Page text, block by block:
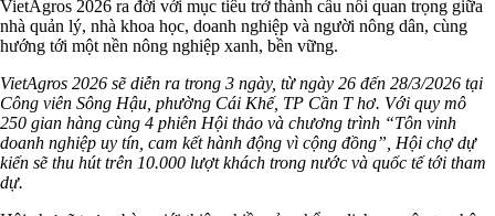
VietAgros 2026 ra đời với mục tiêu trở thành cầu nối quan trọng giữa
nhà quản lý, nhà khoa học, doanh nghiệp và người nông dân, cùng
hướng tới một nền nông nghiệp xanh, bền vững.
VietAgros 2026 sẽ diễn ra trong 3 ngày, từ ngày 26 đến 28/3/2026 tại
Công viên Sông Hậu, phường Cái Khế, TP Cần T hơ. Với quy mô
250 gian hàng cùng 4 phiên Hội thảo và chương trình “Tôn vinh
doanh nghiệp uy tín, cam kết hành động vì cộng đồng”, Hội chợ dự
kiến sẽ thu hút trên 10.000 lượt khách trong nước và quốc tế tới tham
dự.